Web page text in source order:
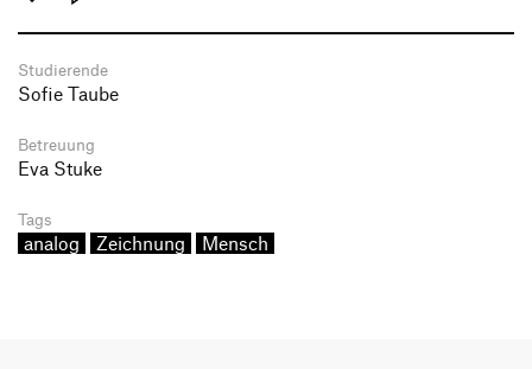
Studierende
Sofie Taube
Betreuung
Eva Stuke
Tags
analog Zeichnung Mensch